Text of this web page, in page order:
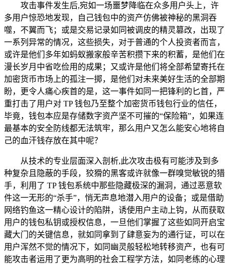
攻击事件发生后,宛如一场噩梦降临在众多用户头上，许
多用户惊恐地发现，自己钱包中的资产仿佛被神秘的黑洞吞
噬，不翼而飞；或是交易记录如同被调皮的精灵篡改，出现了
一系列异常的情况，这些损失，对于普通的个人投资者而言，
或许是他们多年如蚂蚁搬家般辛苦积攒下来的积蓄，是他们在
漫长岁月中省吃俭用的成果；又或许是他们将全部希望寄托在
加密货币市场上的孤注一掷，是他们对未来美好生活的全部期
盼，更令人痛心疾首的是，这一事件如同一把锋利的匕首，严
重打击了用户对 TP 钱包乃至整个加密货币钱包行业的信任，
毕竟，钱包本应是存储数字资产坚不可摧的“保险箱”，如果连
最基本的安全防线都无法筑牢，那么用户又怎么能安心地将自
己的血汗钱存放在其中呢？
从技术的专业层面深入剖析,此次攻击极有可能涉及到多
种复杂且隐蔽的手段，狡猾的黑客或许就像一群嗅觉敏锐的猎
手，利用了 TP 钱包系统中那些隐藏极深的漏洞，通过恶意软
件这一无形的“杀手”，悄无声息地潜入用户的设备；或是借助
网络钓鱼这一精心设计的陷阱，诱使用户主动上钩，从而获取
用户的钱包私钥或授权信息，一旦他们掌握了这些如同开启宝
藏大门的关键信息，就如同拿到了肆意妄为的通行证，可以在
用户浑然不觉的情况下，如同幽灵般轻松地转移资产，也有可
能攻击者运用了更为高明的社会工程学方法，如同老练的心理